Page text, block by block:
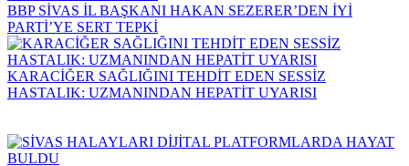
BBP SİVAS İL BAŞKANI HAKAN SEZERER’DEN İYİ
PARTİ’YE SERT TEPKİ
KARACİĞER SAĞLIĞINI TEHDİT EDEN SESSİZ
HASTALIK: UZMANINDAN HEPATİT UYARISI